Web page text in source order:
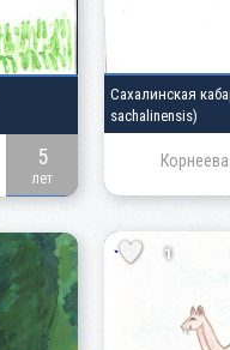
5
лет
Сахалинская
sachalinensis)
1